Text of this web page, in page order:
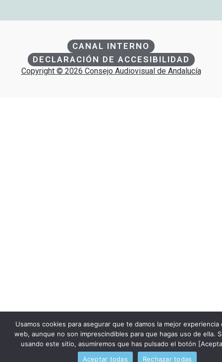
CANAL INTERNO
DECLARACIÓN DE ACCESIBILIDAD
Copyright © 2026 Consejo Audiovisual de Andalucía
Usamos cookies para asegurar que te damos la mejor experiencia
web, aunque no son imprescindibles para que hagas uso de ella.
usando este sitio, asumiremos que has pulsado el botón
Aceptar todas
Rechazar todas